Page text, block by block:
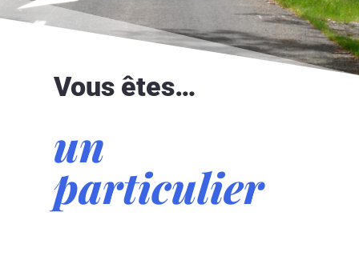
Vous êtes…
un
particulier